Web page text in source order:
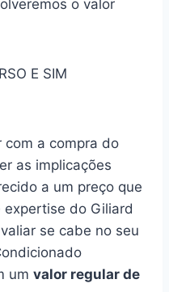
o valor
E SIM
com a compra do
as implicações
a um preço que
do Giliard
se cabe no seu
um valor regular de